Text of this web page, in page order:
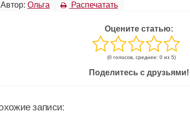
Автор: Ольга Распечатать
Оцените статью:
(0 голосов, среднее: 0 из 5)
Поделитесь с друзьями!
записи: